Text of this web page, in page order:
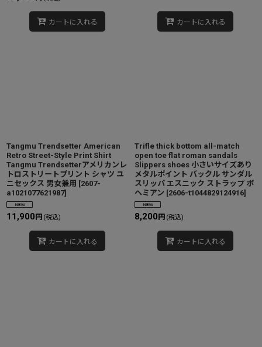
カートに入れる カートに入れる
Tangmu Trendsetter American
Retro Street-Style Print Shirt
Tangmu Trendsetterアメリカンレ
トロストリートプリント シャツ ユ
ニセックス 男女兼用 [2607-
a1021077621987]
11,900 円 (税込)
カートに入れる
Trifle thick bottom all-match
open toe flat roman sandals
Slippers shoes 小さいサイズあり
メタルポイント バックル サンダル
スリッパ エスニック ストラップ ボ
ヘミアン [2606-t1044829124916]
8,200 円 (税込)
カートに入れる